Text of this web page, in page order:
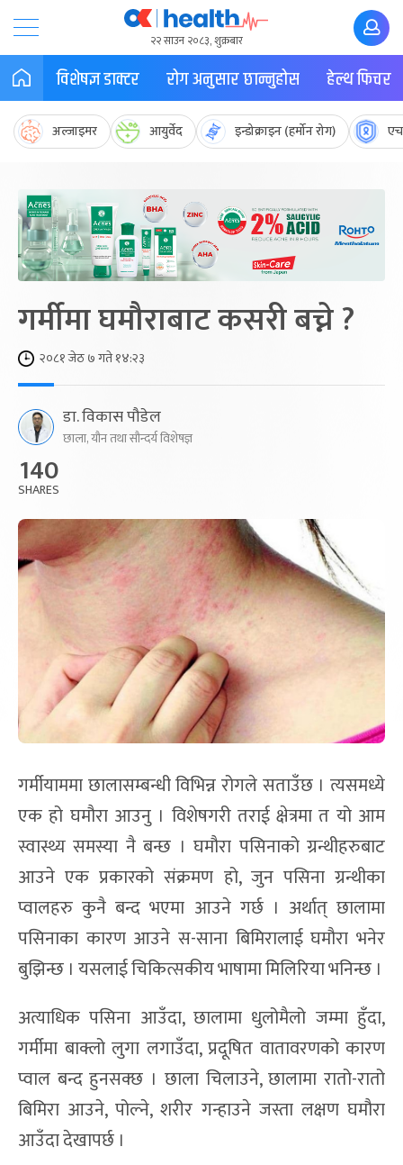
२२ साउन २०८३, शुक्रबार
विशेषज्ञ डाक्टर रोग अनुसार छान्नुहोस हेल्थ फिचर
अल्जाइमर आयुर्वेद इन्डोक्राइन (हर्मोन रोग)
गर्मीमा घमौराबाट कसरी बच्ने ?
२०८१ जेठ ७ गते १४:२३
डा. विकास पौडेल
छाला, यौन तथा सौन्दर्य विशेषज्ञ
140
SHARES
गर्मीयाममा छालासम्बन्धी विभिन्न रोगले सताउँछ । त्यसमध्ये
एक हो घमौरा आउनु । विशेषगरी तराई क्षेत्रमा त यो आम
स्वास्थ्य समस्या नै बन्छ । घमौरा पसिनाको ग्रन्थीहरुबाट
आउने एक प्रकारको संक्रमण हो, जुन पसिना ग्रन्थीका
प्वालहरु कुनै बन्द भएमा आउने गर्छ । अर्थात् छालामा
पसिनाका कारण आउने स-साना बिमिरालाई घमौरा भनेर
बुझिन्छ । यसलाई चिकित्सकीय भाषामा मिलिरिया भनिन्छ ।
अत्याधिक पसिना आउँदा, छालामा धुलोमैलो जम्मा हुँदा,
गर्मीमा बाक्लो लुगा लगाउँदा, प्रदूषित वातावरणको कारण
प्वाल बन्द हुनसक्छ । छाला चिलाउने, छालामा रातो-रातो
बिमिरा आउने, पोल्ने, शरीर गन्हाउने जस्ता लक्षण घमौरा
आउँदा देखापर्छ ।